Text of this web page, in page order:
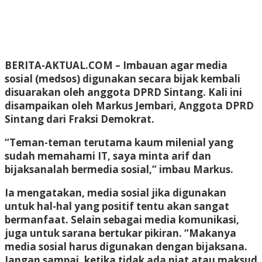
BERITA-AKTUAL.COM – Imbauan agar media
sosial (medsos) digunakan secara bijak kembali
disuarakan oleh anggota DPRD Sintang. Kali ini
disampaikan oleh Markus Jembari, Anggota DPRD
Sintang dari Fraksi Demokrat.
“Teman-teman terutama kaum milenial yang
sudah memahami IT, saya minta arif dan
bijaksanalah bermedia sosial,” imbau Markus.
Ia mengatakan, media sosial jika digunakan
untuk hal-hal yang positif tentu akan sangat
bermanfaat. Selain sebagai media komunikasi,
juga untuk sarana bertukar pikiran. “Makanya
media sosial harus digunakan dengan bijaksana.